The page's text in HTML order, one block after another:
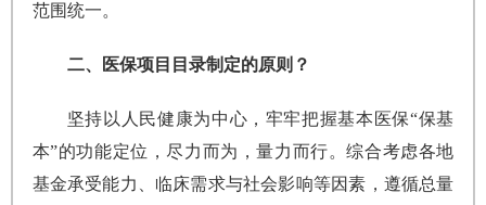
范围统一。
二、医保项目目录制定的原则？
坚持以人民健康为中心，牢牢把握基本医保“保基
本”的功能定位，尽力而为，量力而行。综合考虑各地
基金承受能力、临床需求与社会影响等因素，遵循总量